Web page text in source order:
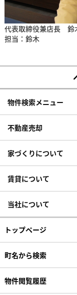
代表取締役兼店長
担当：鈴木
物件検索メニュー
不動産売却
家づくりについて
賃貸について
当社について
トップページ
町名から検索
物件閲覧履歴